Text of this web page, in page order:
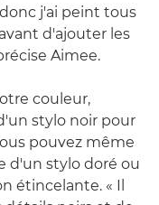
j'ai peint tous
d'ajouter les
Aimee.
couleur,
stylo noir pour
pouvez même
d'un stylo doré ou
étincelante. « Il